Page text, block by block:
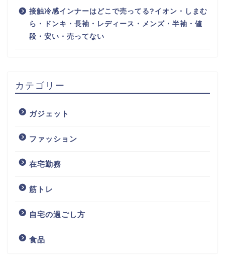
接触冷感インナーはどこで売ってる?イオン・しまむ
ら・ドンキ・長袖・レディース・メンズ・半袖・値
段・安い・売ってない
カテゴリー
ガジェット
ファッション
在宅勤務
筋トレ
自宅の過ごし方
食品